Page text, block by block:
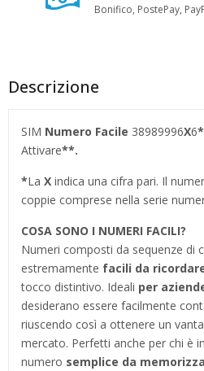
Bonifico, PostePay,
Descrizione
SIM Numero Facile 38989996X6*
Attivare**.
*La X indica una cifra pari. Il
coppie comprese nella serie
COSA SONO I NUMERI FACILI?
Numeri composti da sequenze di
estremamente facili da
tocco distintivo. Ideali per
desiderano essere facilmente
riuscendo così a ottenere un
mercato. Perfetti anche per chi è
numero semplice da